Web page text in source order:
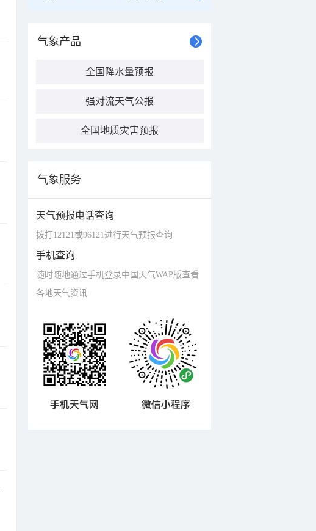
气象产品
全国降水量预报
强对流天气公报
全国地质灾害预报
气象服务
天气预报电话查询
拨打12121或96121进行天气预报查询
手机查询
随时随地通过手机登录中国天气WAP版查看
各地天气资讯